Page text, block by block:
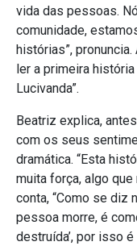
vida das pessoas.
comunidade,
histórias”,
ler a primeira
Lucivanda”.
Beatriz explica,
com os seus
dramática. “Esta
muita força, algo
conta, “Como se diz
pessoa morre, é
destruída’, por isso